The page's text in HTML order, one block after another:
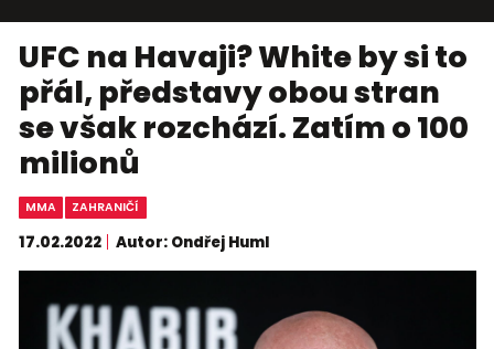
UFC na Havaji? White by si to
přál, představy obou stran
se však rozchází. Zatím o 100
milionů
MMA ZAHRANIČÍ
17.02.2022 Autor: Ondřej Huml